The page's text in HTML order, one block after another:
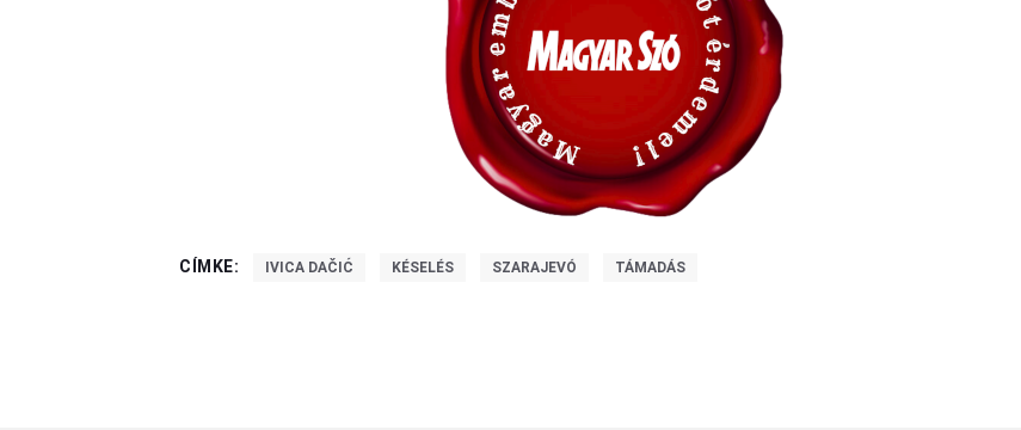
CÍMKE: IVICA DAČIĆ KÉSELÉS SZARAJEVÓ TÁMADÁS